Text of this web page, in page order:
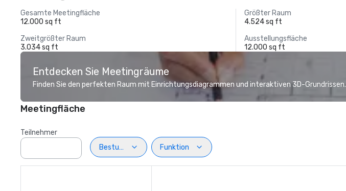
Gesamte Meetingfläche
12.000 sq ft
Größter Raum
4.524 sq ft
Zweitgrößter Raum
3.034 sq ft
Ausstellungsfläche
12.000 sq ft
Entdecken Sie Meetingräume
Finden Sie den perfekten Raum mit Einrichtungsdiagrammen und interaktiven 3D-Grundrissen.
Meetingfläche
Teilnehmer
Bestuhlung
Funktion